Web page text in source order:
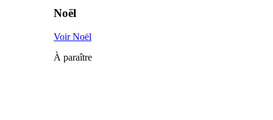
Noël
Voir Noël
À paraître